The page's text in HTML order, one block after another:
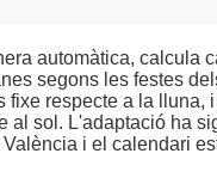
automàtica, calcula
segons les festes
respecte a la lluna,
al sol. L'adaptació ha
i el calendari